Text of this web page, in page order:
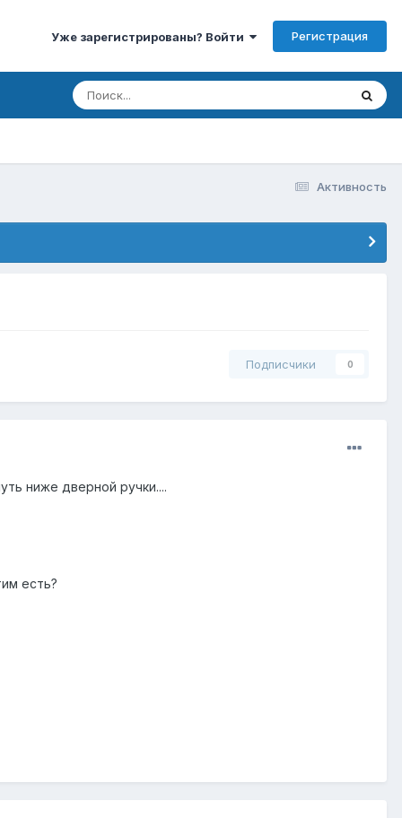
Уже зарегистрированы? Войти Регистрация
Активность
Подписчики 0
ниже дверной ручки....
есть?